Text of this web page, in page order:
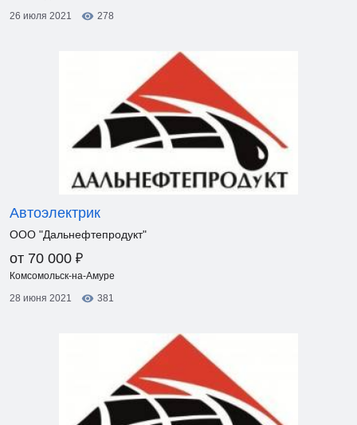
26 июля 2021
278
Автоэлектрик
ООО "Дальнефтепродукт"
от 70 000 ₽
Комсомольск-на-Амуре
28 июня 2021
381